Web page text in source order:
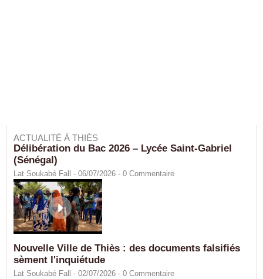
ACTUALITÉ À THIÈS
Délibération du Bac 2026 – Lycée Saint-Gabriel
(Sénégal)
Lat Soukabé Fall - 06/07/2026 - 0 Commentaire
Nouvelle Ville de Thiès : des documents falsifiés
sèment l'inquiétude
Lat Soukabé Fall - 02/07/2026 - 0 Commentaire